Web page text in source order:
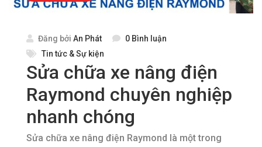
Đăng bởi An Phát
0 Bình luận
Tin tức & Sự kiện
Sửa chữa xe nâng điện
Raymond chuyên nghiệp
nhanh chóng
Sửa chữa xe nâng điện Raymond là một trong